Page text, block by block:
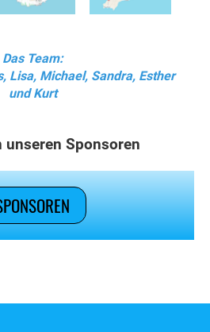
Das Team:
Lisa, Michael, Sandra, Esther
und Kurt
unseren Sponsoren